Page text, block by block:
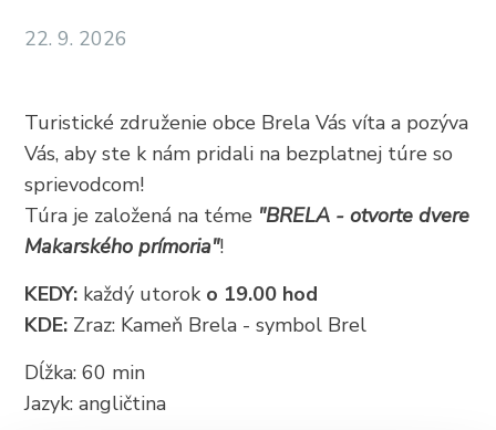
22. 9. 2026
Turistické združenie obce Brela Vás víta a pozýva
Vás, aby ste k nám pridali na bezplatnej túre so
sprievodcom!
Túra je založená na téme "BRELA - otvorte dvere
Makarského prímoria"!
KEDY: každý utorok o 19.00 hod
KDE: Zraz: Kameň Brela - symbol Brel
Dĺžka: 60 min
Jazyk: angličtina